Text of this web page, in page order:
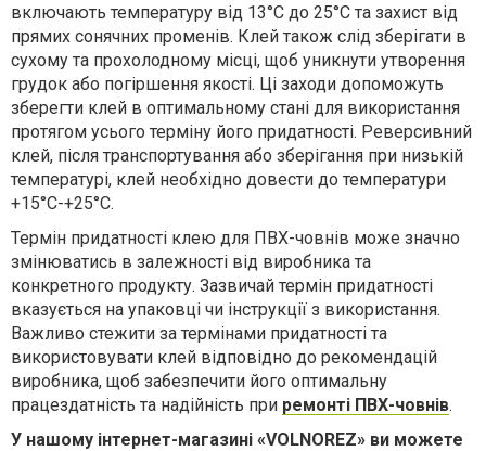
включають температуру від 13°C до 25°C та захист від
прямих сонячних променів. Клей також слід зберігати в
сухому та прохолодному місці, щоб уникнути утворення
грудок або погіршення якості. Ці заходи допоможуть
зберегти клей в оптимальному стані для використання
протягом усього терміну його придатності. Реверсивний
клей, після транспортування або зберігання при низькій
температурі, клей необхідно довести до температури
+15°С-+25°С.
Термін придатності клею для ПВХ-човнів може значно
змінюватись в залежності від виробника та
конкретного продукту. Зазвичай термін придатності
вказується на упаковці чи інструкції з використання.
Важливо стежити за термінами придатності та
використовувати клей відповідно до рекомендацій
виробника, щоб забезпечити його оптимальну
працездатність та надійність при ремонті ПВХ-човнів.
У нашому інтернет-магазині «VOLNOREZ» ви можете